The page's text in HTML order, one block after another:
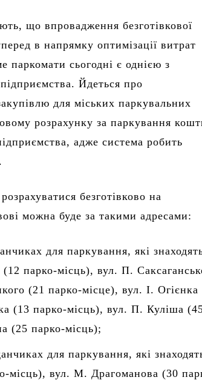
що впровадження безготівкової
в напрямку оптимізації витрат
паркомати сьогодні є однією з
Йдеться про
для міських паркувальних
розрахунку за паркування
адже система робить
безготівково на
можна буде за такими адресами:
для паркування, які
парко-місць), вул. П.
(21 парко-місце), вул. І. Огієнка
(13 парко-місць), вул. П. Куліша
(25 парко-місць);
для паркування, які
місць), вул. М. Драгоманова (30